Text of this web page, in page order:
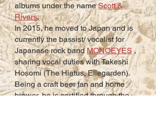
albums under the name Scott &
Rivers.
In 2015, he moved to Japan and is
currently the bassist/ vocalist for
Japanese rock bandMONOEYES ,
sharing vocal duties with Takeshi
Hosomi (The Hiatus, Ellegarden).
Being a craft beer fan and home
brewer, he is certified through the